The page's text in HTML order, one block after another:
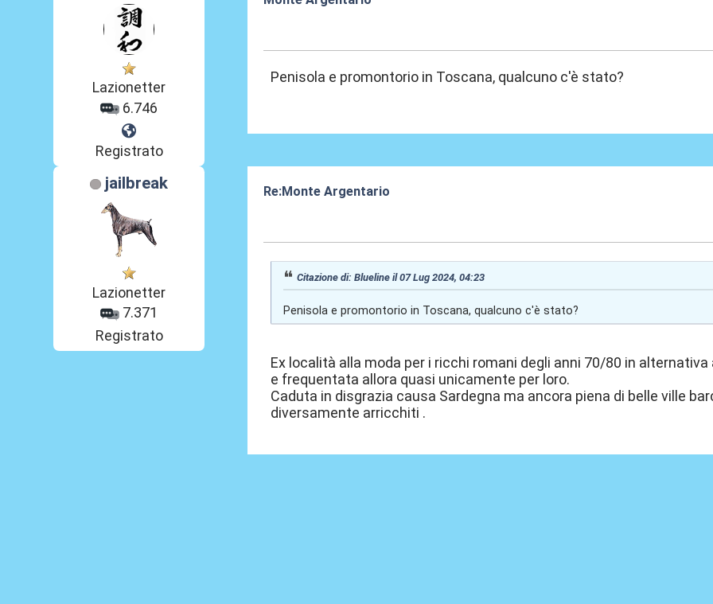
Lazionetter
6.746
Registrato
Penisola e promontorio in Toscana, qualcuno c'è stato?
jailbreak
Lazionetter
7.371
Registrato
Re:Monte Argentario
Citazione di: Blueline il 07 Lug 2024, 04:23
Penisola e promontorio in Toscana, qualcuno c'è stato?
Ex località alla moda per i ricchi romani degli anni 70/80 in
e frequentata allora quasi unicamente per loro.
Caduta in disgrazia causa Sardegna ma ancora piena di belle ville
diversamente arricchiti .